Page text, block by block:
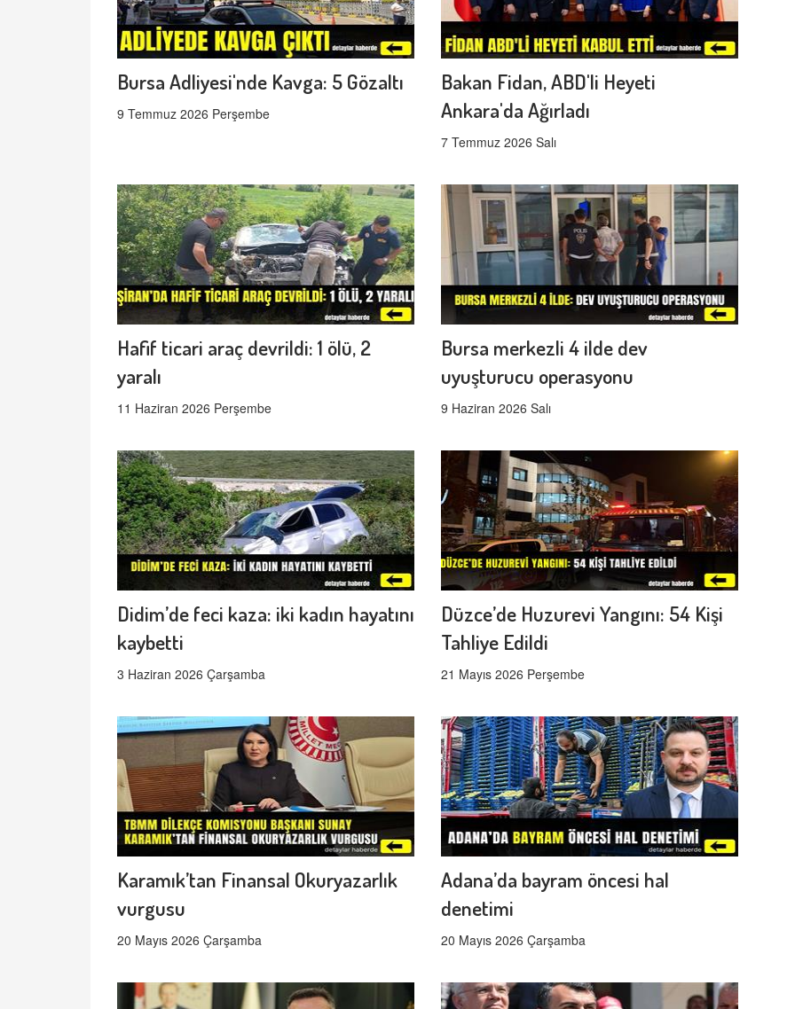
Bursa Adliyesi'nde Kavga: 5 Gözaltı
9 Temmuz 2026 Perşembe
Bakan Fidan, ABD'li Heyeti
Ankara'da Ağırladı
7 Temmuz 2026 Salı
Hafif ticari araç devrildi: 1 ölü, 2
yaralı
11 Haziran 2026 Perşembe
Bursa merkezli 4 ilde dev
uyuşturucu operasyonu
9 Haziran 2026 Salı
Didim’de feci kaza: iki kadın hayatını
kaybetti
3 Haziran 2026 Çarşamba
Düzce’de Huzurevi Yangını: 54 Kişi
Tahliye Edildi
21 Mayıs 2026 Perşembe
Karamık’tan Finansal Okuryazarlık
vurgusu
20 Mayıs 2026 Çarşamba
Adana’da bayram öncesi hal
denetimi
20 Mayıs 2026 Çarşamba